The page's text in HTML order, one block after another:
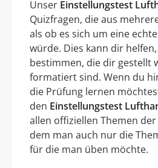
Unser Einstellungstest
Quizfragen, die aus
als ob es sich um eine
würde. Dies kann dir
bestimmen, die dir gestellt
formatiert sind. Wenn du
die Prüfung lernen
den Einstellungstest
allen offiziellen Themen
dem man auch nur die
für die man üben möchte.